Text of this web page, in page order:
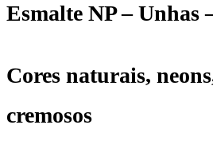
-
106
Esmalte NP – Unhas
Cores naturais,
cremosos